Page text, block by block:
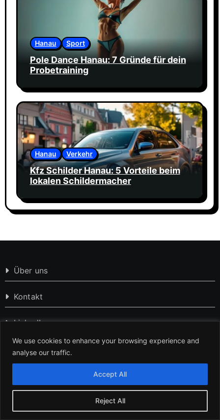
We use cookies to enhance your browsing experience and
analyse our traffic.
Reject All
Accept All
Hanau Sport
Pole Dance Hanau: 7 Gründe für dein
Probetraining
Hanau Verkehr
Kfz Schilder Hanau: 5 Vorteile beim
lokalen Schildermacher
Über uns
Kontakt
LinkedIn
Pinterest
Datenschutzerklärung